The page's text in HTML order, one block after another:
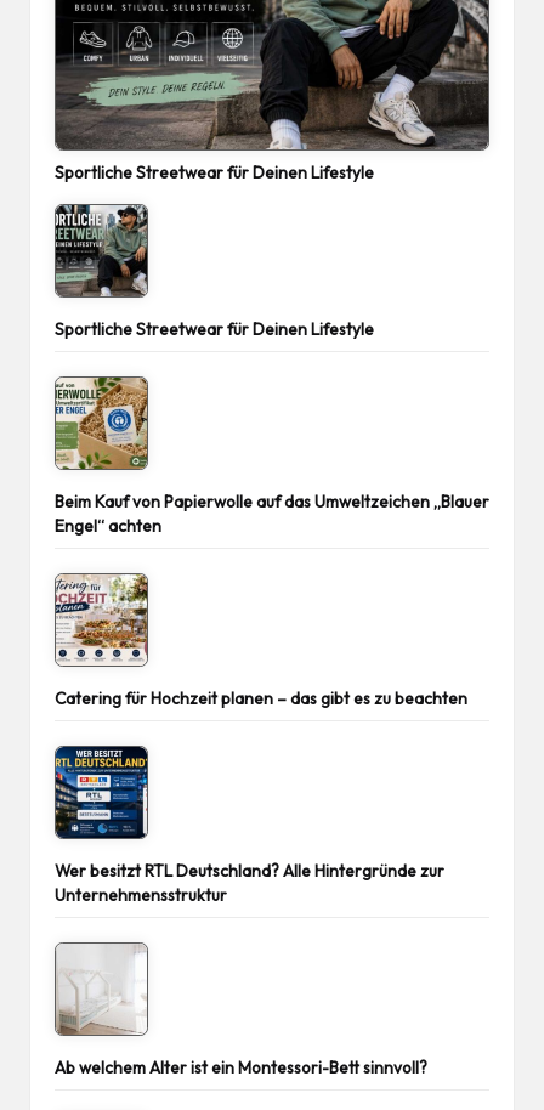
Sportliche Streetwear für Deinen Lifestyle
Sportliche Streetwear für Deinen Lifestyle
Beim Kauf von Papierwolle auf das Umweltzeichen „Blauer
Engel“ achten
Catering für Hochzeit planen – das gibt es zu beachten
Wer besitzt RTL Deutschland? Alle Hintergründe zur
Unternehmensstruktur
Ab welchem Alter ist ein Montessori-Bett sinnvoll?